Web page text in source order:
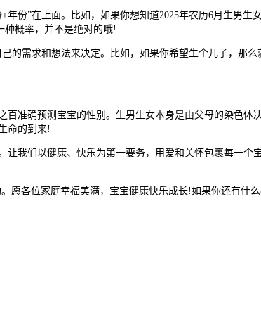
”在上面。比如，如果你想知道2025年农历6月生男生
种概率，并不是绝对的哦!
需求和想法来决定。比如，如果你希望生个儿子，那么
确预测宝宝的性别。生男生女本身是由父母的染色体
命的到来!
们以健康、快乐为第一要务，用爱和关怀包裹每一个
各位家庭幸福美满，宝宝健康快乐成长!如果你还有什